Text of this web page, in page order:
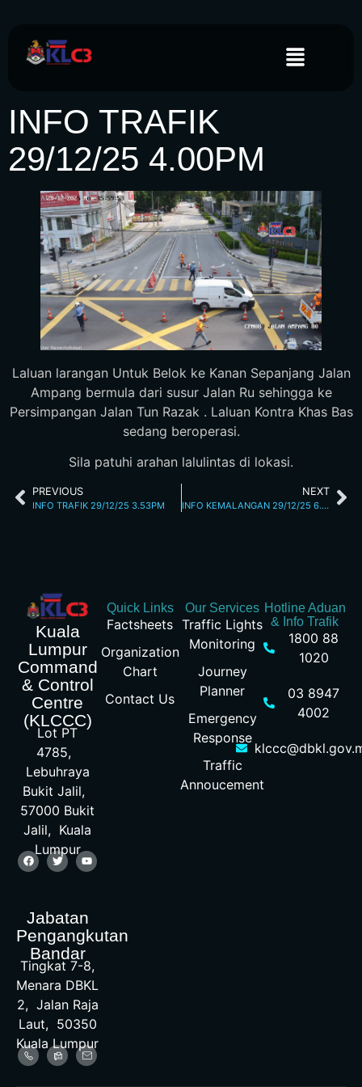
INFO TRAFIK
29/12/25 4.00PM
Laluan larangan Untuk Belok ke Kanan Sepanjang Jalan
Ampang bermula dari susur Jalan Ru sehingga ke
Persimpangan Jalan Tun Razak . Laluan Kontra Khas Bas
sedang beroperasi.
Sila patuhi arahan lalulintas di lokasi.
PREVIOUS
INFO TRAFIK 29/12/25 3.53PM
NEXT
INFO KEMALANGAN 29/12/25 6.22PM
Kuala
Lumpur
Command
& Control
Centre
(KLCCC)
Lot PT
4785,
Lebuhraya
Bukit Jalil,
57000 Bukit
Jalil, Kuala
Lumpur
Jabatan
Pengangkutan
Bandar
Tingkat 7-8,
Menara DBKL
2, Jalan Raja
Laut, 50350
Kuala Lumpur
Quick Links
Factsheets
Organization
Chart
Contact Us
Our Services
Traffic Lights
Monitoring
Journey
Planner
Emergency
Response
Traffic
Annoucement
Hotline Aduan
& Info Trafik
1800 88
1020
03 8947
4002